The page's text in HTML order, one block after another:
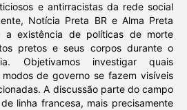
e antirracistas da rede social
Notícia Preta BR e Alma Preta
a existência de políticas de morte
pretos e seus corpos durante o
Objetivamos investigar quais
de governo se fazem visíveis
A discussão parte do campo
linha francesa, mais precisamente